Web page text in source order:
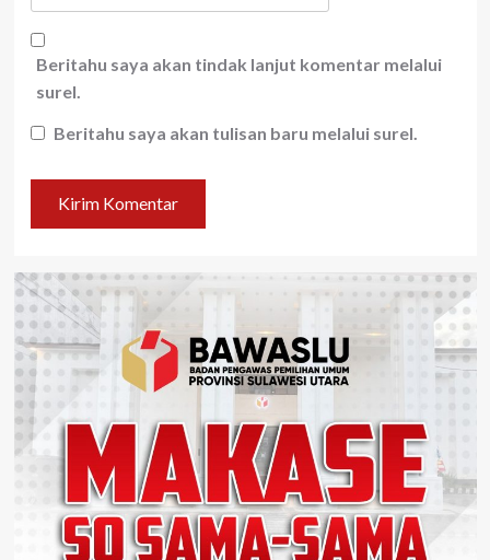
Beritahu saya akan tindak lanjut komentar melalui
surel.
Beritahu saya akan tulisan baru melalui surel.